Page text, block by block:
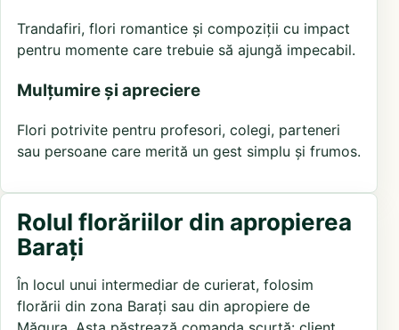
Trandafiri, flori romantice și compoziții cu impact
pentru momente care trebuie să ajungă impecabil.
Mulțumire și apreciere
Flori potrivite pentru profesori, colegi, parteneri
sau persoane care merită un gest simplu și frumos.
Rolul florăriilor din apropierea
Barați
În locul unui intermediar de curierat, folosim
florării din zona Barați sau din apropiere de